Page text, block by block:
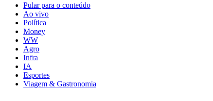
Pular para o conteúdo
Ao vivo
Política
Money
WW
Agro
Infra
IA
Esportes
Viagem & Gastronomia